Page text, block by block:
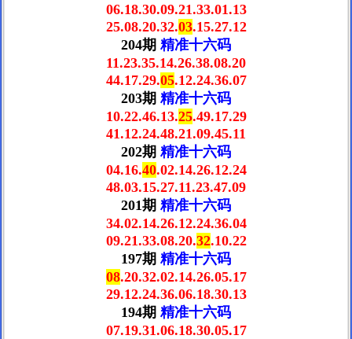
06.18.30.09.21.33.01.13
25.08.20.32.03.15.27.12
204期 精准十六码
11.23.35.14.26.38.08.20
44.17.29.05.12.24.36.07
203期 精准十六码
10.22.46.13.25.49.17.29
41.12.24.48.21.09.45.11
202期 精准十六码
04.16.40.02.14.26.12.24
48.03.15.27.11.23.47.09
201期 精准十六码
34.02.14.26.12.24.36.04
09.21.33.08.20.32.10.22
197期 精准十六码
08.20.32.02.14.26.05.17
29.12.24.36.06.18.30.13
194期 精准十六码
07.19.31.06.18.30.05.17